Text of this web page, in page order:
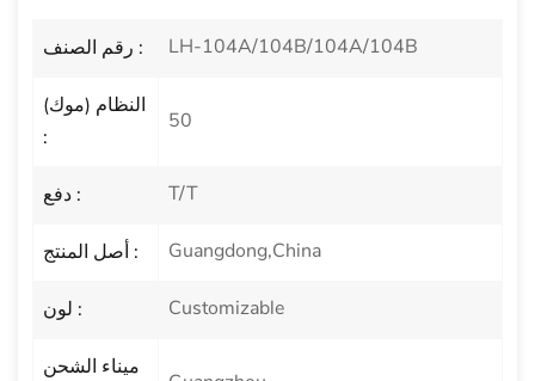
رقم الصنف : LH-104A/104B/104A/104B
النظام (موك)
:
50
دفع : T/T
أصل المنتج : Guangdong,China
لون : Customizable
ميناء الشحن